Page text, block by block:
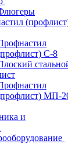
С-8
МП-
и